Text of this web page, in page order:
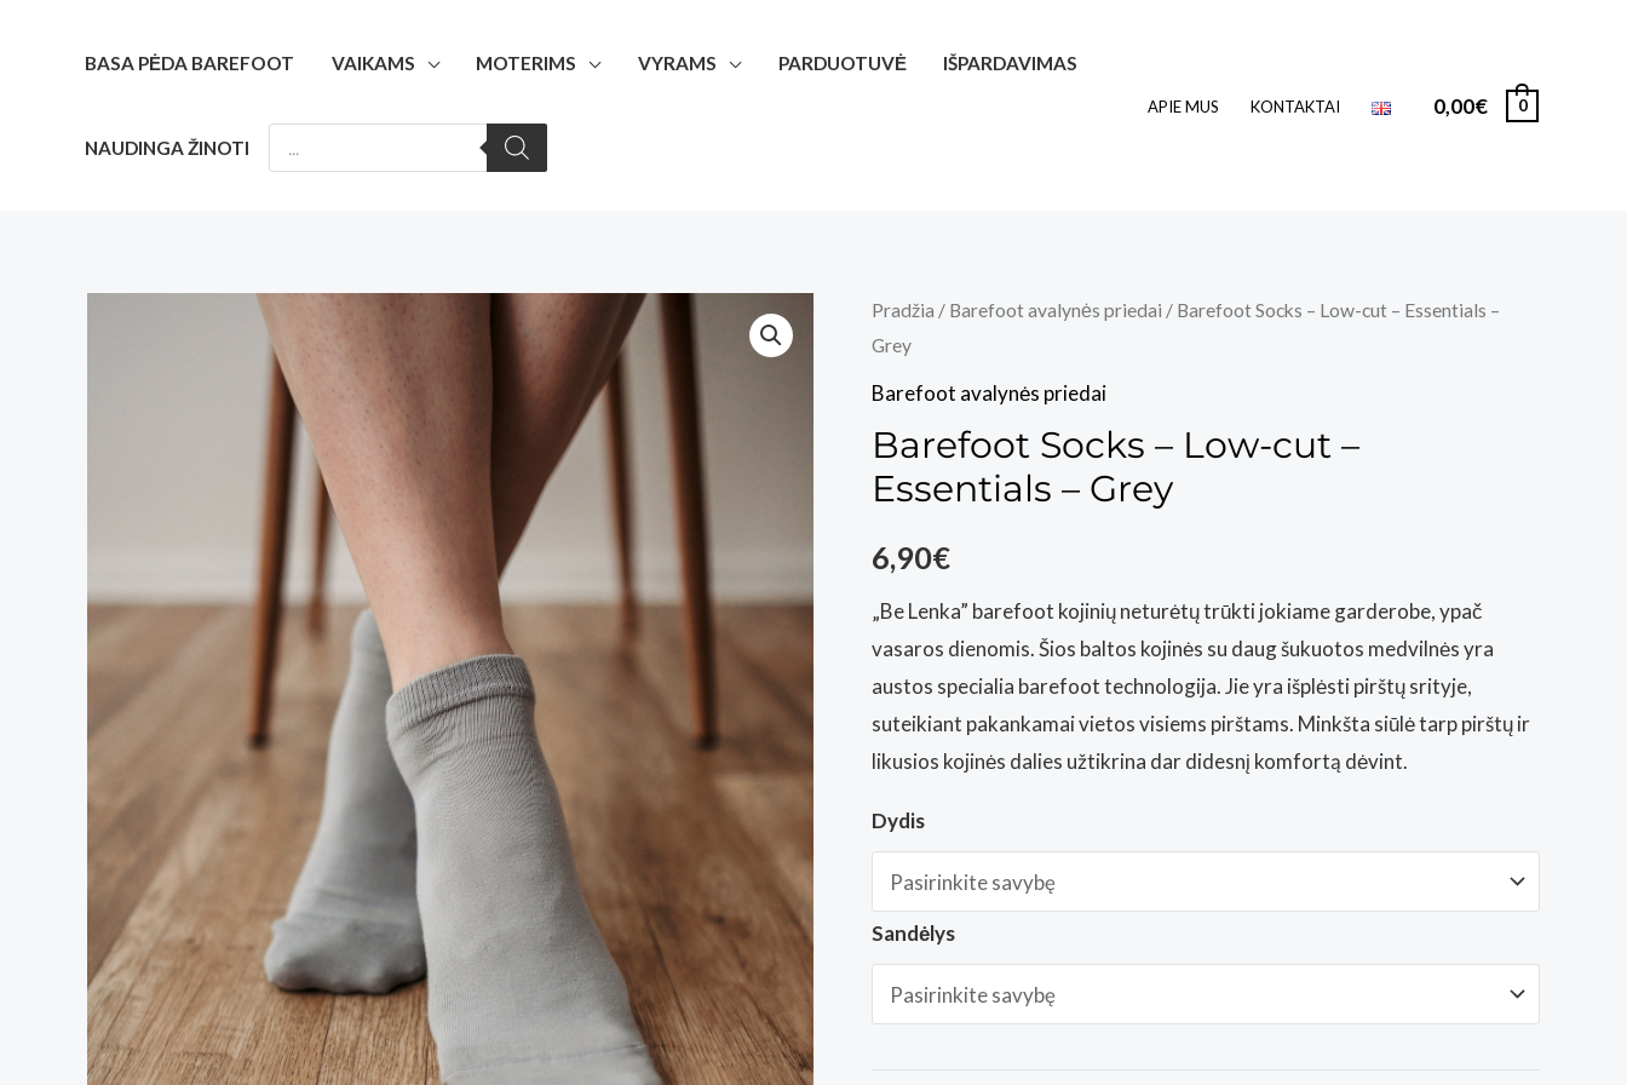
BASA PĖDA BAREFOOT VAIKAMS MOTERIMS VYRAMS PARDUOTUVĖ IŠPARDAVIMAS
NAUDINGA ŽINOTI
PRODUCTS
SEARCH
APIE MUS KONTAKTAI 0,00€ 0
Pradžia / Barefoot avalynės priedai / Barefoot Socks – Low-cut – Essentials –
Grey
Barefoot avalynės priedai
Barefoot Socks – Low-cut –
Essentials – Grey
6,90€
„Be Lenka” barefoot kojinių neturėtų trūkti jokiame garderobe, ypač
vasaros dienomis. Šios baltos kojinės su daug šukuotos medvilnės yra
austos specialia barefoot technologija. Jie yra išplėsti pirštų srityje,
suteikiant pakankamai vietos visiems pirštams. Minkšta siūlė tarp pirštų ir
likusios kojinės dalies užtikrina dar didesnį komfortą dėvint.
Dydis
Sandėlys